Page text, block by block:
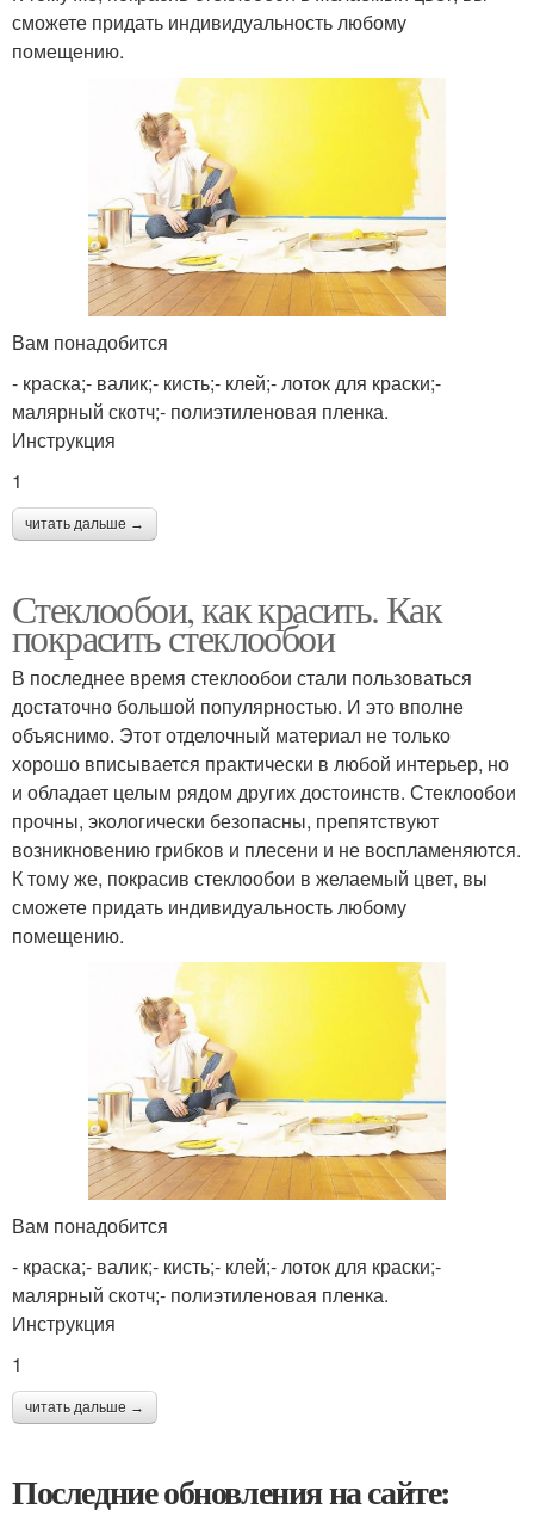
сможете придать индивидуальность любому
помещению.
Вам понадобится
- краска;- валик;- кисть;- клей;- лоток для краски;-
малярный скотч;- полиэтиленовая пленка.
Инструкция
1
читать дальше →
Стеклообои, как красить. Как
покрасить стеклообои
В последнее время стеклообои стали пользоваться
достаточно большой популярностью. И это вполне
объяснимо. Этот отделочный материал не только
хорошо вписывается практически в любой интерьер, но
и обладает целым рядом других достоинств. Стеклообои
прочны, экологически безопасны, препятствуют
возникновению грибков и плесени и не воспламеняются.
К тому же, покрасив стеклообои в желаемый цвет, вы
сможете придать индивидуальность любому
помещению.
Вам понадобится
- краска;- валик;- кисть;- клей;- лоток для краски;-
малярный скотч;- полиэтиленовая пленка.
Инструкция
1
читать дальше →
Последние обновления на сайте: